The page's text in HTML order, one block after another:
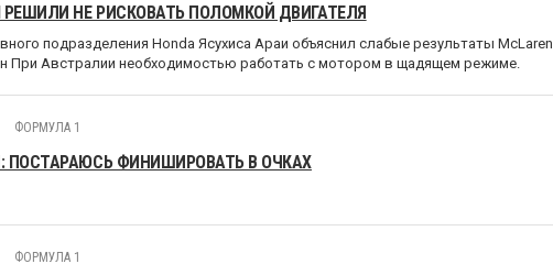
НЕ РИСКОВАТЬ ПОЛОМКОЙ ДВИГАТЕЛЯ
подразделения Honda Ясухиса Араи объяснил слабые результаты McLaren
При Австралии необходимостью работать с мотором в щадящем режиме.
ФОРМУЛА 1
ПОСТАРАЮСЬ ФИНИШИРОВАТЬ В ОЧКАХ
ФОРМУЛА 1